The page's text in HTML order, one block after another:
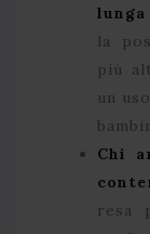
la
più
un
Chi
resa